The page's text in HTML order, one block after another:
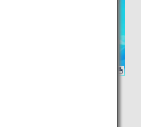
มปลอดภัยบนเครื่อง
ครื่องบินของ ANA